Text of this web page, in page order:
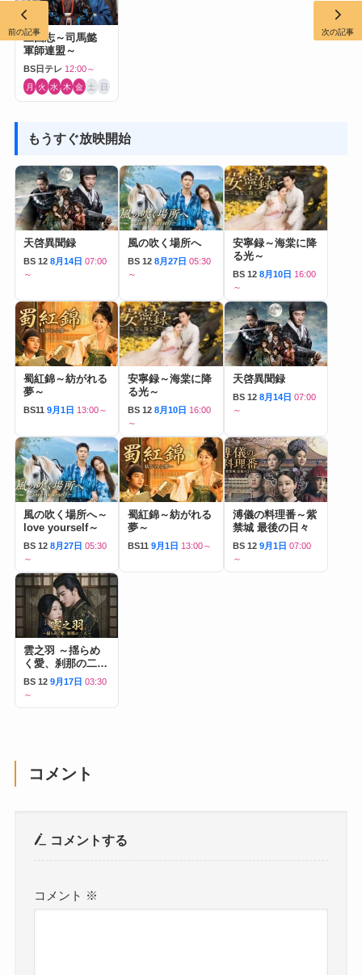
三国志～司馬懿
軍師連盟～
BS日テレ 12:00～
月 火 水 木 金 土 日
もうすぐ放映開始
天啓異聞録
BS 12 8月14日 07:00
～
風の吹く場所へ
BS 12 8月27日 05:30
～
安寧録～海棠に降
る光～
BS 12 8月10日 16:00
～
蜀紅錦～紡がれる
夢～
BS11 9月1日 13:00～
安寧録～海棠に降
る光～
BS 12 8月10日 16:00
～
天啓異聞録
BS 12 8月14日 07:00
～
風の吹く場所へ～
love yourself～
BS 12 8月27日 05:30
～
蜀紅錦～紡がれる
夢～
BS11 9月1日 13:00～
溥儀の料理番～紫
禁城 最後の日々
BS 12 9月1日 07:00
～
雲之羽 ～揺らめ
く愛、刹那の二人
～
BS 12 9月17日 03:30
～
コメント
コメントする
コメント ※
前の記事 次の記事